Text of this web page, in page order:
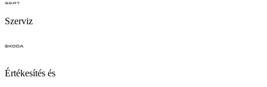
Szerviz
Értékesítés és